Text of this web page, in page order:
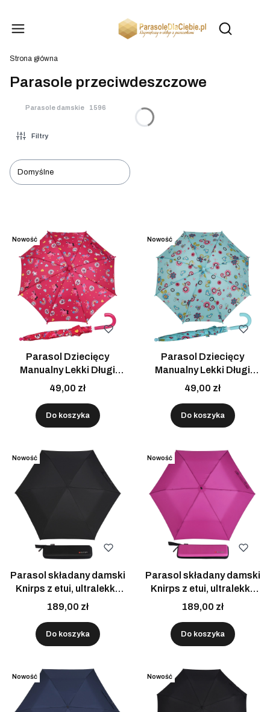
Otwórz
Strona główna
Parasole przeciwdeszczowe
Parasole damskie 1596
Filtry
Domyślne
Nowość
Parasol Dziecięcy
Manualny Lekki Długi
Doppler Czerwony
Różowe Kucyki
49,00 zł
Do koszyka
Nowość
Parasol Dziecięcy
Manualny Lekki Długi
49,00 zł
Do koszyka
Nowość
Parasol składany damski
Knirps z etui, ultralekki,
do torebki, czarny
189,00 zł
Do koszyka
Nowość
Parasol składany damski
Knirps z etui, ultralekki,
do torebki, jagodowy
189,00 zł
Do koszyka
Nowość Nowość